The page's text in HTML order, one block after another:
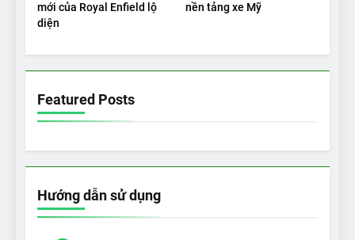
mới của Royal Enfield lộ
diện
nền tảng xe Mỹ
Featured Posts
Hướng dẫn sử dụng